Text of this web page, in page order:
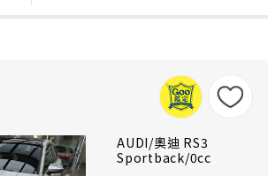
AUDI/奧迪 RS3
Sportback/0cc